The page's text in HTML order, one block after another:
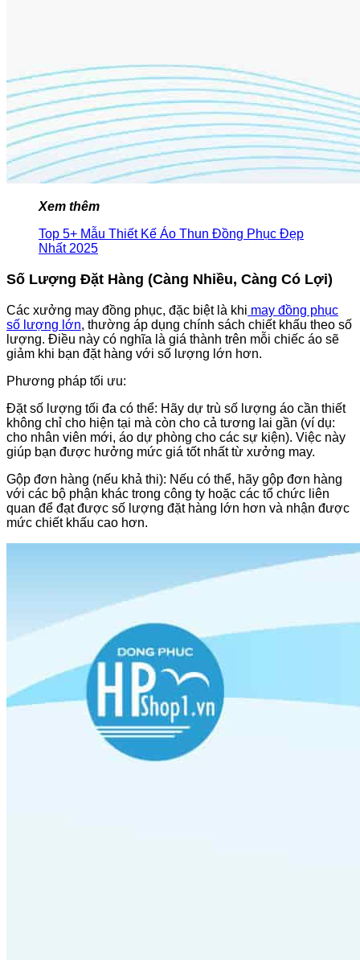
Xem thêm
Top 5+ Mẫu Thiết Kế Áo Thun Đồng Phục Đẹp
Nhất 2025
Số Lượng Đặt Hàng (Càng Nhiều, Càng Có Lợi)
Các xưởng may đồng phục, đặc biệt là khi may đồng phục
số lượng lớn, thường áp dụng chính sách chiết khấu theo số
lượng. Điều này có nghĩa là giá thành trên mỗi chiếc áo sẽ
giảm khi bạn đặt hàng với số lượng lớn hơn.
Phương pháp tối ưu:
Đặt số lượng tối đa có thể: Hãy dự trù số lượng áo cần thiết
không chỉ cho hiện tại mà còn cho cả tương lai gần (ví dụ:
cho nhân viên mới, áo dự phòng cho các sự kiện). Việc này
giúp bạn được hưởng mức giá tốt nhất từ xưởng may.
Gộp đơn hàng (nếu khả thi): Nếu có thể, hãy gộp đơn hàng
với các bộ phận khác trong công ty hoặc các tổ chức liên
quan để đạt được số lượng đặt hàng lớn hơn và nhận được
mức chiết khấu cao hơn.